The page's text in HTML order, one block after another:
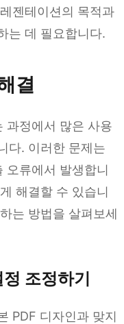
젠테이션의 목적과
는 데 필요합니다.
결
과정에서 많은 사용
다. 이러한 문제는
오류에서 발생합니
해결할 수 있습니
는 방법을 살펴보세
조정하기
PDF 디자인과 맞지